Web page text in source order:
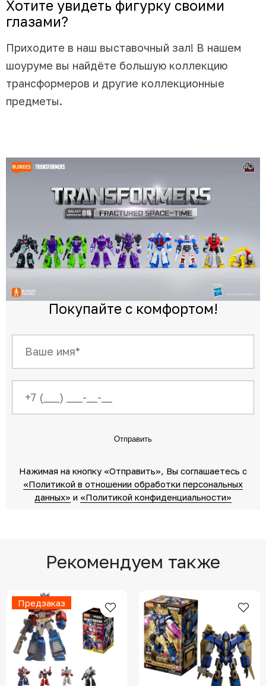
Хотите увидеть фигурку своими
глазами?
Приходите в наш выставочный зал! В нашем
шоуруме вы найдёте большую коллекцию
трансформеров и другие коллекционные
предметы.
Покупайте с комфортом!
Отправить
Нажимая на кнопку «Отправить»‎, Вы соглашаетесь c
«Политикой в отношении обработки персональных
данных»‎ ‎ и «Политикой конфиденциальности»
Рекомендуем также
Предзаказ